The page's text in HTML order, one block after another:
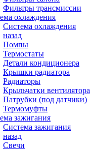
Фильтры трансмиссии
охлаждения
Система охлаждения
назад
Помпы
Термостаты
Детали кондиционера
Крышки радиатора
Радиаторы
Крыльчатки вентилятора
Патрубки (под датчики)
Термомуфты
зажигания
Система зажигания
назад
Свечи